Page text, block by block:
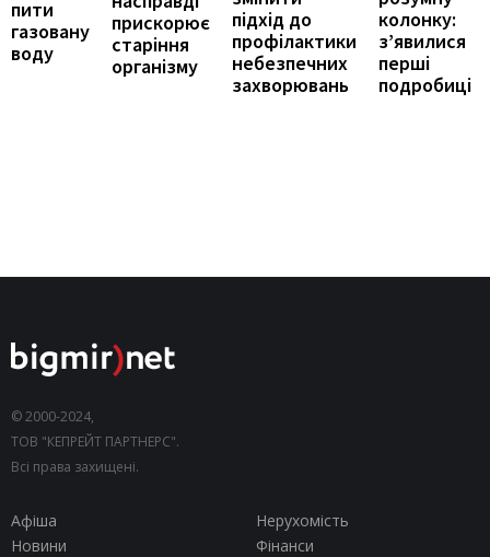
пити
газовану
воду
прискорює
старіння
організму
підхід до
профілактики
небезпечних
захворювань
колонку:
з’явилися
перші
подробиці
© 2000-2024,
ТОВ "КЕПРЕЙТ ПАРТНЕРС".
Всі права захищені.
Афіша
Нерухомість
Новини
Фінанси